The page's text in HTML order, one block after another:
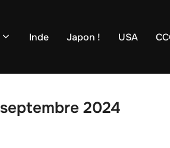
Inde Japon ! USA
septembre 2024